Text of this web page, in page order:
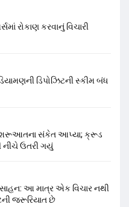
રોકાણ કરવાનું વિચારી
ડિપોઝિટની સ્કીમ બંધ
સંકેત આપ્યા; ક્રૂડ
ઉતરી ગયું
આ માત્ર એક વિચાર નથી
જરૂરિયાત છે